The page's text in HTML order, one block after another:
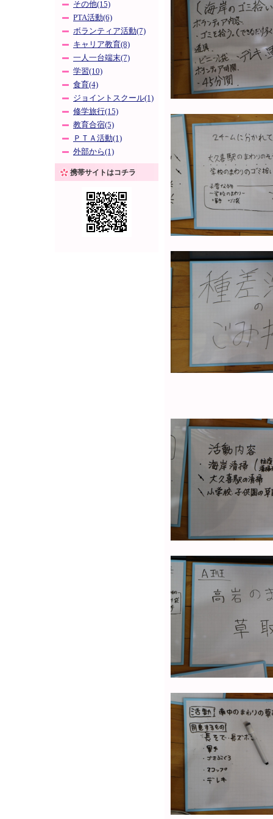
その他(15)
PTA活動(6)
ボランティア活動(7)
キャリア教育(8)
一人一台端末(7)
学習(10)
食育(4)
ジョイントスクール(1)
修学旅行(15)
教育合宿(5)
ＰＴＡ活動(1)
外部から(1)
携帯サイトはコチラ